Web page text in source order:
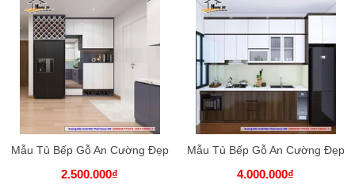
Mẫu Tủ Bếp Gỗ An Cường Đẹp
2.500.000₫
Mẫu Tủ Bếp Gỗ An Cường Đẹp
4.000.000₫